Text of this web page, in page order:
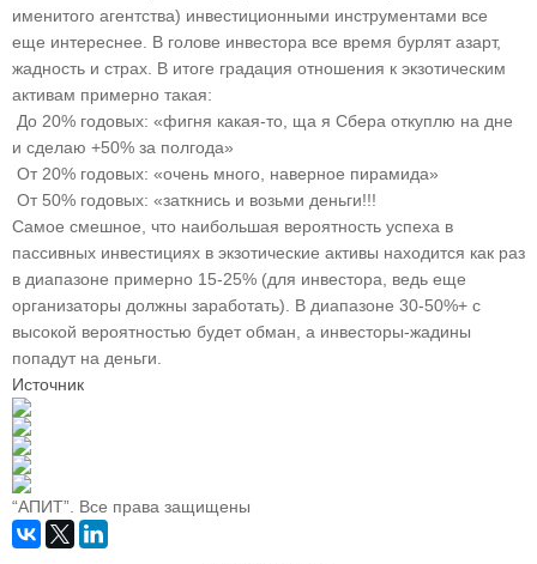
именитого агентства) инвестиционными инструментами все
еще интереснее. В голове инвестора все время бурлят азарт,
жадность и страх. В итоге градация отношения к экзотическим
активам примерно такая:
До 20% годовых: «фигня какая-то, ща я Сбера откуплю на дне
и сделаю +50% за полгода»
От 20% годовых: «очень много, наверное пирамида»
От 50% годовых: «заткнись и возьми деньги!!!
Самое смешное, что наибольшая вероятность успеха в
пассивных инвестициях в экзотические активы находится как раз
в диапазоне примерно 15-25% (для инвестора, ведь еще
организаторы должны заработать). В диапазоне 30-50%+ с
высокой вероятностью будет обман, а инвесторы-жадины
попадут на деньги.
Источник
“АПИТ”. Все права защищены